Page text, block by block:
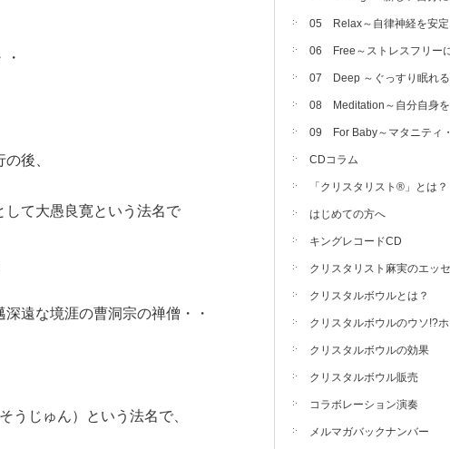
後、
して大愚良寛という法名で
遠な境涯の曹洞宗の禅僧・・
うじゅん）という法名で、
05 Relax～自律神経を安定
06 Free～ストレスフリー
07 Deep ～ぐっすり眠れる
08 Meditation～自分自身
09 For Baby～マタニティ
CDコラム
「クリスタリスト®」とは？
はじめての方へ
キングレコードCD
クリスタリスト麻実のエッ
クリスタルボウルとは？
クリスタルボウルのウソ!?
クリスタルボウルの効果
クリスタルボウル販売
コラボレーション演奏
メルマガバックナンバー